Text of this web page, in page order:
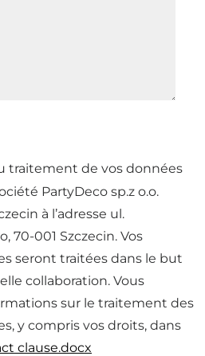
traitement de vos données
PartyDeco sp.z o.o.
à l’adresse ul.
70-001 Szczecin. Vos
seront traitées dans le but
collaboration. Vous
sur le traitement des
y compris vos droits, dans
clause.docx